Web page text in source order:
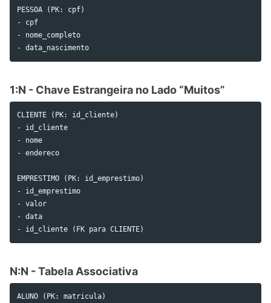
PESSOA (PK: cpf)
- cpf
- nome_completo
1:N - Chave Estrangeira no Lado “Muitos”
CLIENTE (PK: id_cliente)
- id_cliente
- nome
- endereco
EMPRESTIMO (PK: id_emprestimo)
- id_emprestimo
- valor
- data
N:N - Tabela Associativa
ALUNO (PK: matricula)